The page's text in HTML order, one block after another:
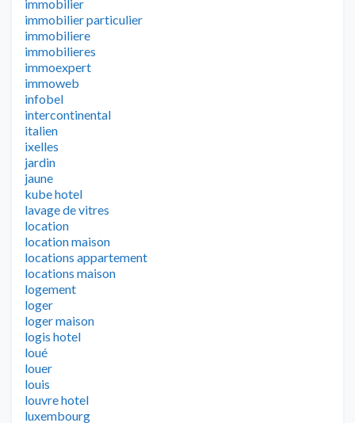
immobilier
immobilier particulier
immobiliere
immobilieres
immoexpert
immoweb
infobel
intercontinental
italien
ixelles
jardin
jaune
kube hotel
lavage de vitres
location
location maison
locations appartement
locations maison
logement
loger
loger maison
logis hotel
loué
louer
louis
louvre hotel
luxembourg